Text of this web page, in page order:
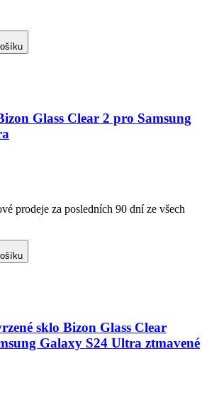
Glass Clear 2 pro Samsung
prodeje za posledních 90 dní ze všech
sklo Bizon Glass Clear
Galaxy S24 Ultra ztmavené